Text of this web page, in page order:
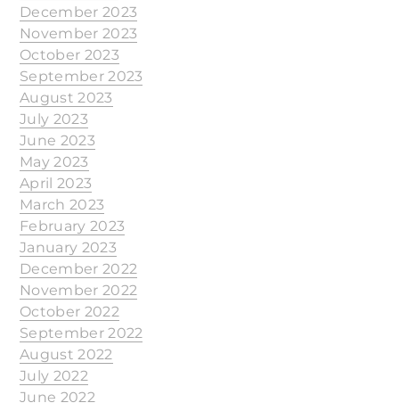
December 2023
November 2023
October 2023
September 2023
August 2023
July 2023
June 2023
May 2023
April 2023
March 2023
February 2023
January 2023
December 2022
November 2022
October 2022
September 2022
August 2022
July 2022
June 2022